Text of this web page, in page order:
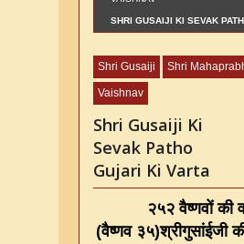
SHRI GUSAIJI KI SEVAK
Shri Gusaiji Shri
Vaishnav
Shri Gusaiji Ki
Sevak Patho
Gujari Ki Varta
२५२ वैष्णवों की
(वैष्णव ३५)श्रीगुसांईजी